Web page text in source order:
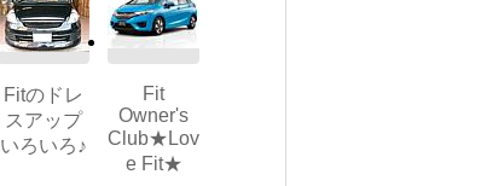
Fitのドレ
スアップ
いろいろ♪
Fit
Owner's
Club★Lov
e Fit★